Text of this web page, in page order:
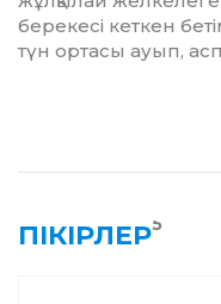
берекесі кеткен
түн ортасы ауып,
ПІКІРЛЕР5